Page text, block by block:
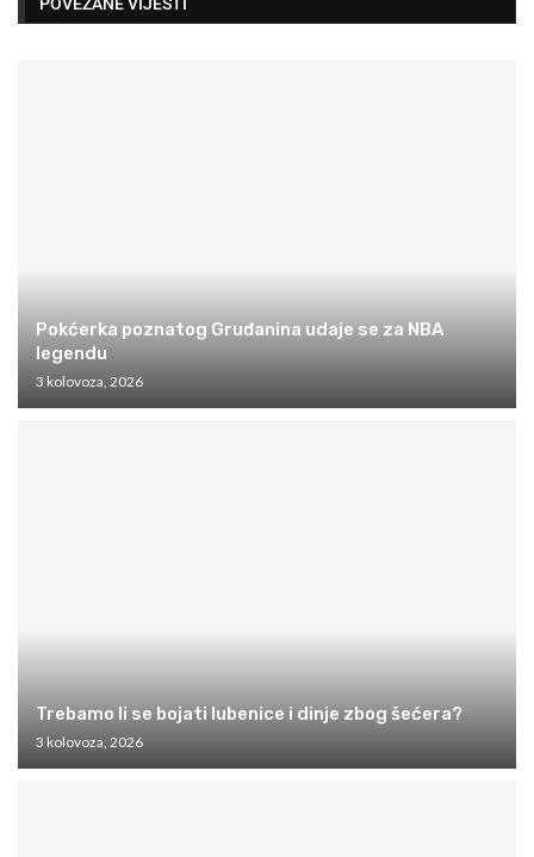
Pokćerka poznatog Gruđanina udaje se za NBA
legendu
3 kolovoza, 2026
Trebamo li se bojati lubenice i dinje zbog šećera?
3 kolovoza, 2026